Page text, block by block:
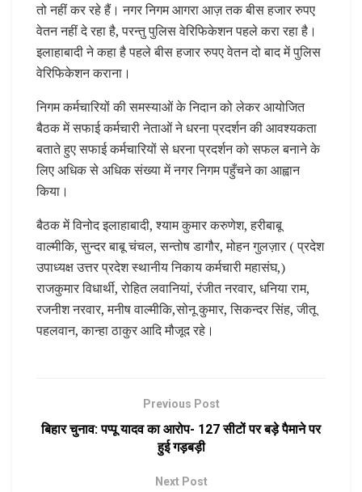
तो नहीं कर रहे हैं। नगर निगम आगरा आज़ तक बीस हजार रुपए
वेतन नहीं दे रहा है, परन्तु पुलिस वेरिफिकेशन पहले करा रहा है।
इलाहाबादी ने कहा है पहले बीस हजार रुपए वेतन दो बाद में पुलिस
वेरिफिकेशन कराना।
निगम कर्मचारियों की समस्याओं के निदान को लेकर आयोजित
बैठक में सफाई कर्मचारी नेताओं ने धरना प्रदर्शन की आवश्यकता
बताते हुए सफाई कर्मचारियों से धरना प्रदर्शन को सफल बनाने के
लिए अधिक से अधिक संख्या में नगर निगम पहुँचने का आह्वान
किया।
बैठक में विनोद इलाहाबादी, श्याम कुमार करुणेश, हरीबाबू
वाल्मीकि, सुन्दर बाबू चंचल, सन्तोष डागौर, मोहन गुलज़ार ( प्रदेश
उपाध्यक्ष उत्तर प्रदेश स्थानीय निकाय कर्मचारी महासंघ,)
राजकुमार विधार्थी, रोहित लवानियां, रंजीत नरवार, धनिया राम,
रजनीश नरवार, मनीष वाल्मीकि,सोनू कुमार, सिकन्दर सिंह, जीतू
पहलवान, कान्हा ठाकुर आदि मौजूद रहे।
Previous Post
बिहार चुनाव: पप्पू यादव का आरोप- 127 सीटों पर बड़े पैमाने पर
हुई गड़बड़ी
Next Post